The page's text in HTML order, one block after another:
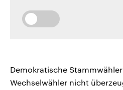
Demokratische
Wechselwähler nicht